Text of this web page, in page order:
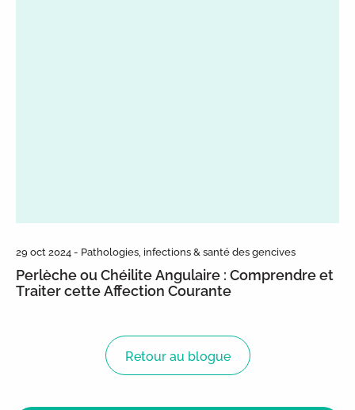
29 oct 2024 - Pathologies, infections & santé des gencives
Perlèche ou Chéilite Angulaire : Comprendre et
Traiter cette Affection Courante
Retour au blogue